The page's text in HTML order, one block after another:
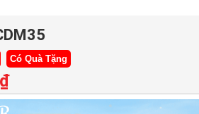
Có Quà Tặng
₫